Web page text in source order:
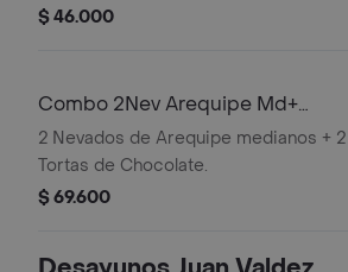
del Cappuccino puede variar
transporte para pedidos a domicilio.
$ 46.000
Combo 2Nev Arequipe Md+
2TortasChocolate
2 Nevados de Arequipe medianos + 2
Tortas de Chocolate.
$ 69.600